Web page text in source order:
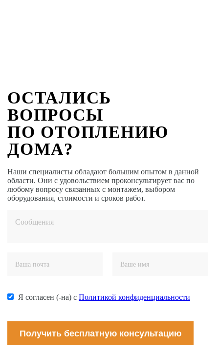
ОСТАЛИСЬ
ВОПРОСЫ
ПО ОТОПЛЕНИЮ
ДОМА?
Наши специалисты обладают большим опытом в данной
области. Они с удовольствием проконсультирует вас по
любому вопросу связанных с монтажем, выбором
оборудования, стоимости и сроков работ.
Я согласен (-на) с Политикой конфиденциальности
Получить бесплатную консультацию